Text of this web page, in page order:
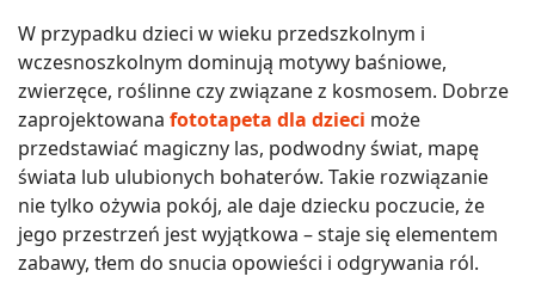
W przypadku dzieci w wieku przedszkolnym i
wczesnoszkolnym dominują motywy baśniowe,
zwierzęce, roślinne czy związane z kosmosem. Dobrze
zaprojektowana fototapeta dla dzieci może
przedstawiać magiczny las, podwodny świat, mapę
świata lub ulubionych bohaterów. Takie rozwiązanie
nie tylko ożywia pokój, ale daje dziecku poczucie, że
jego przestrzeń jest wyjątkowa – staje się elementem
zabawy, tłem do snucia opowieści i odgrywania ról.